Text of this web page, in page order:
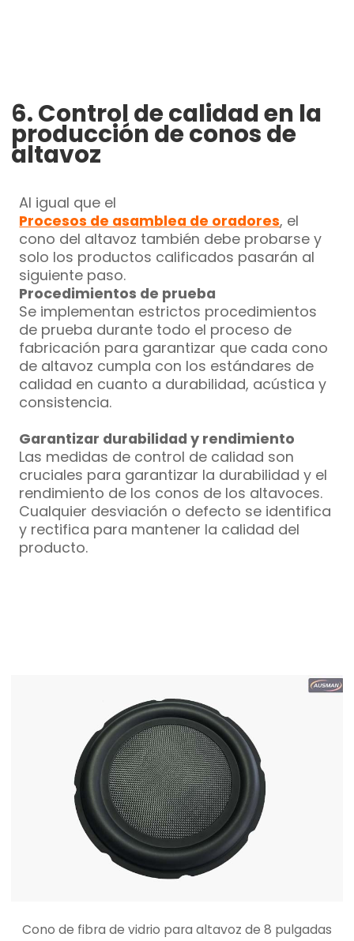
6. Control de calidad en la
producción de conos de
altavoz
Procesos de asamblea de oradores, el
cono del altavoz también debe probarse y
solo los productos calificados pasarán al
siguiente paso.
Procedimientos de prueba
Se implementan estrictos procedimientos
de prueba durante todo el proceso de
fabricación para garantizar que cada cono
de altavoz cumpla con los estándares de
calidad en cuanto a durabilidad, acústica y
consistencia.
Garantizar durabilidad y rendimiento
Las medidas de control de calidad son
cruciales para garantizar la durabilidad y el
rendimiento de los conos de los altavoces.
Cualquier desviación o defecto se identifica
y rectifica para mantener la calidad del
producto.
Cono de fibra de vidrio para altavoz de 8 pulgadas